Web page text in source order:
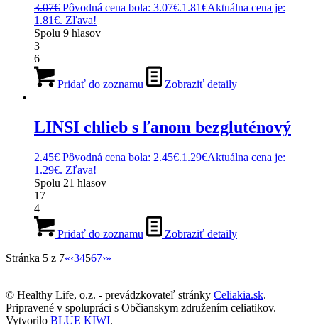
3.07€ Pôvodná cena bola: 3.07€.1.81€Aktuálna cena je:
1.81€. Zľava!
Spolu 9 hlasov
3
6
Pridať do zoznamu Zobraziť detaily
LINSI chlieb s ľanom bezgluténový
2.45€ Pôvodná cena bola: 2.45€.1.29€Aktuálna cena je:
1.29€. Zľava!
Spolu 21 hlasov
17
4
Pridať do zoznamu
Zobraziť detaily
Stránka 5 z 7«‹34567›»
© Healthy Life, o.z. - prevádzkovateľ stránky Celiakia.sk.
Pripravené v spolupráci s Občianskym združením celiatikov. |
Vytvorilo BLUE KIWI.